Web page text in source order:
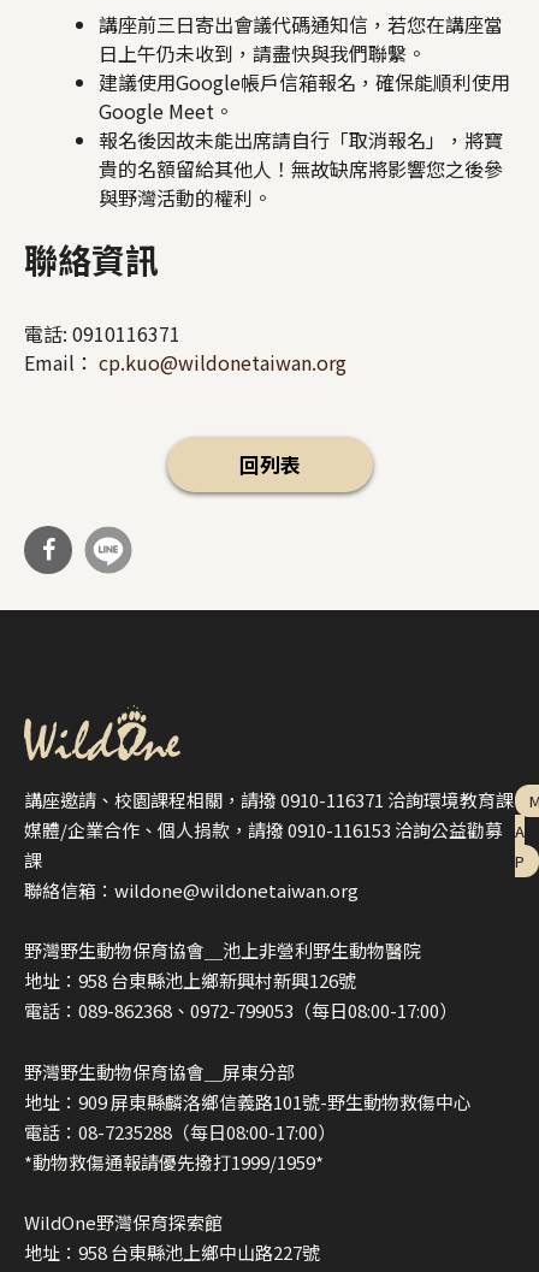
講座前三日寄出會議代碼通知信，若您在講座當
日上午仍未收到，請盡快與我們聯繫。
建議使用Google帳戶信箱報名，確保能順利使用
Google Meet。
報名後因故未能出席請自行「取消報名」，將寶
貴的名額留給其他人！無故缺席將影響您之後參
與野灣活動的權利。
聯絡資訊
電話: 0910116371
Email： cp.kuo@wildonetaiwan.org
回列表
ok
講座邀請、校園課程相關，請撥 0910-116371 洽詢環境教育課
媒體/企業合作、個人捐款，請撥 0910-116153 洽詢公益勸募
課
聯絡信箱：wildone@wildonetaiwan.org
野灣野生動物保育協會＿池上非營利野生動物醫院
地址：958 台東縣池上鄉新興村新興126號
電話：089-862368、0972-799053（每日08:00-17:00）
野灣野生動物保育協會＿屏東分部
地址：909 屏東縣麟洛鄉信義路101號-野生動物救傷中心
電話：08-7235288（每日08:00-17:00）
*動物救傷通報請優先撥打1999/1959*
WildOne野灣保育探索館
地址：958 台東縣池上鄉中山路227號
A
P